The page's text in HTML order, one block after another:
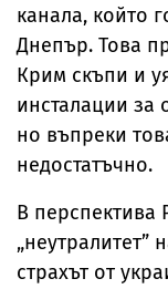
канала, който
Днепър. Това
Крим скъпи и
инсталации за
но въпреки
недостатъчно.
В перспектива
„неутралитет”
страхът от